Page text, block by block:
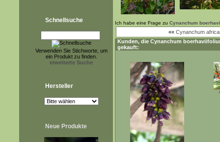
Schnellsuche
Verwenden Sie Stichworte, um
ein Produkt zu finden.
erweiterte Suche
Hersteller
Neue Produkte
Ich habe eine Frage zu Cynanchum
«« Cynanchum
Kunden, die Cynanchum
gekauft: